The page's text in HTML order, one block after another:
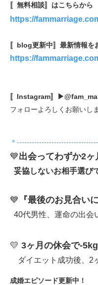
〚無料相談〛はこちらから
https://
〚blog更新中〛最新情報を
https://
〚Instagram〛
フォローよろしくお願いし
＊
💙出会ってわずか2ヶ
妥協しないお相手選び
💙 『最後のお見合い
40代男性、運命の出会
💛 3ヶ月の休会で-5kg
ダイエット成功後、2
成婚エピソード更新中！